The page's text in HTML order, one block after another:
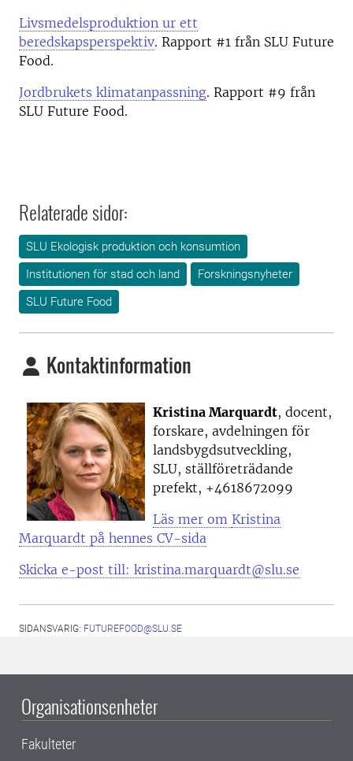
Livsmedelsproduktion ur ett
beredskapsperspektiv. Rapport #1 från SLU Future
Food.
Jordbrukets klimatanpassning. Rapport #9 från
SLU Future Food.
Relaterade sidor:
SLU Ekologisk produktion och konsumtion
Institutionen för stad och land
Forskningsnyheter
SLU Future Food
Kontaktinformation
Kristina Marquardt, docent,
forskare, avdelningen för
landsbygdsutveckling,
SLU, ställföreträdande
prefekt, +4618672099
Läs mer om Kristina
Marquardt på hennes CV-sida
Skicka e-post till: kristina.marquardt@slu.se
SIDANSVARIG: FUTUREFOOD@SLU.SE
Organisationsenheter
Fakulteter